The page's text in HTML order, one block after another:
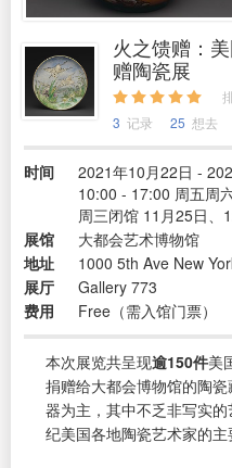
火之馈赠：
赠陶瓷展
3 记录 25 想去
时间
2021年10月22日 -
10:00 - 17:00 周五周
周三闭馆 11月25日、
展馆
大都会艺术博物馆
地址
1000 5th Ave New
展厅
Gallery 773
费用
Free（需入馆门票）
本次展览共呈现逾150件美
捐赠给大都会博物馆的陶
器为主，其中不乏非写实
纪美国各地陶瓷艺术家的主